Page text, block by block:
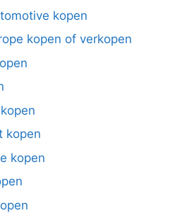
kopen
kopen of verkopen
kopen
kopen